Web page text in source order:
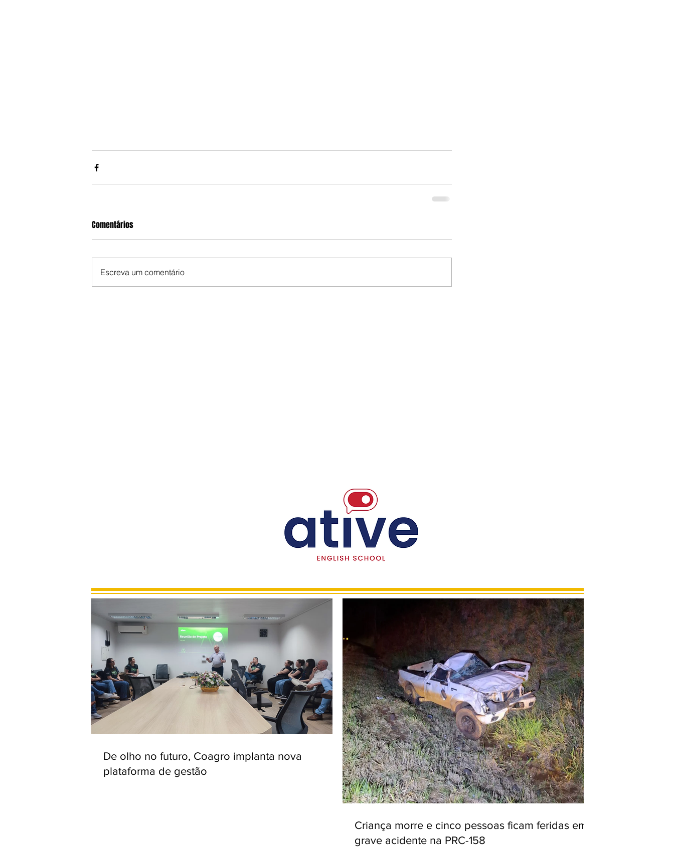
Comentários
Escreva um comentário
De olho no futuro, Coagro implanta nova
plataforma de gestão
Criança morre e cinco pessoas ficam feridas em
grave acidente na PRC-158